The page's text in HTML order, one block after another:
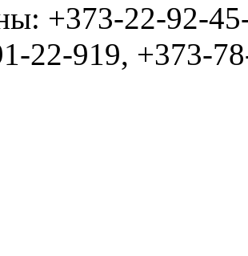
+373-22-92-
22-919, +373-